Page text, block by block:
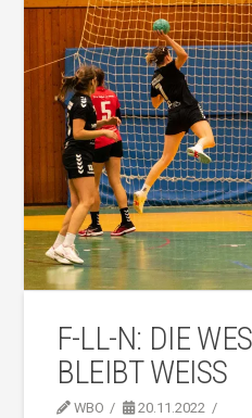
F-LL-N: DIE
BLEIBT WEISS
WBO 20.11.2022